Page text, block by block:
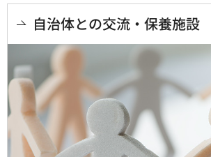
自治体との交流・保養施設